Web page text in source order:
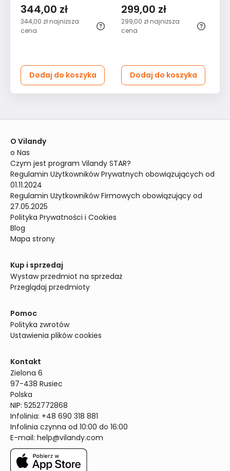
abażurami czarna
344,00 zł
344,00 zł najniższa
cena
Dodaj do koszyka
sypialni salonu czarna
299,00 zł
299,00 zł najniższa
cena
Dodaj do koszyka
O Vilandy
o Nas
Czym jest program Vilandy STAR?
Regulamin Użytkowników Prywatnych obowiązujących od
01.11.2024
Regulamin Użytkowników Firmowych obowiązujący od
27.05.2025
Polityka Prywatności i Cookies
Blog
Mapa strony
Kup i sprzedaj
Wystaw przedmiot na sprzedaż
Przeglądaj przedmioty
Pomoc
Polityka zwrotów
Ustawienia plików cookies
Kontakt
Zielona 6
97-438 Rusiec
Polska
NIP: 5252772868
Infolinia: +48 690 318 881
Infolinia czynna od 10:00 do 16:00
E-mail: help@vilandy.com